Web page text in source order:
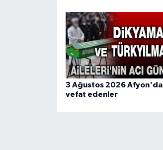
3 Ağustos 2026 Afyon'da
vefat edenler